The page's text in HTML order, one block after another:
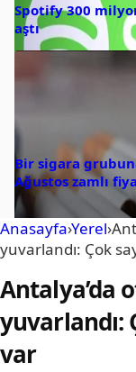
Spotify 300
aştı
Bir sigara
Ağustos zamlı
Anasayfa›Yerel›
yuvarlandı: Çok
Antalya’da
yuvarlandı:
var